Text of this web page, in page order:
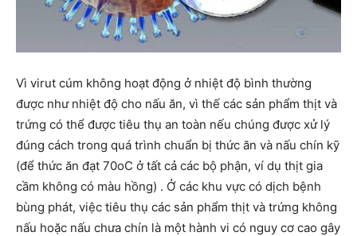
Vì virut cúm không hoạt động ở nhiệt độ bình thường
được như nhiệt độ cho nấu ăn, vì thế các sản phẩm thịt và
trứng có thể được tiêu thụ an toàn nếu chúng được xử lý
đúng cách trong quá trình chuẩn bị thức ăn và nấu chín kỹ
(để thức ăn đạt 70oC ở tất cả các bộ phận, ví dụ thịt gia
cầm không có màu hồng) . Ở các khu vực có dịch bệnh
bùng phát, việc tiêu thụ các sản phẩm thịt và trứng không
nấu hoặc nấu chưa chín là một hành vi có nguy cơ cao gây